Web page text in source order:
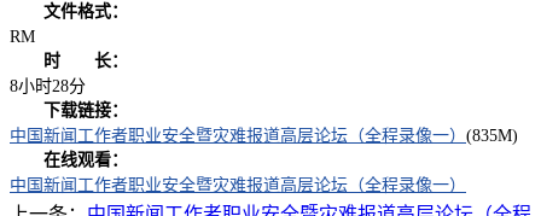
文件格式：
RM
时 长：
8小时28分
下载链接：
中国新闻工作者职业安全暨灾难报道高层论坛（全程录像一） (835M)
在线观看：
中国新闻工作者职业安全暨灾难报道高层论坛（全程录像一）